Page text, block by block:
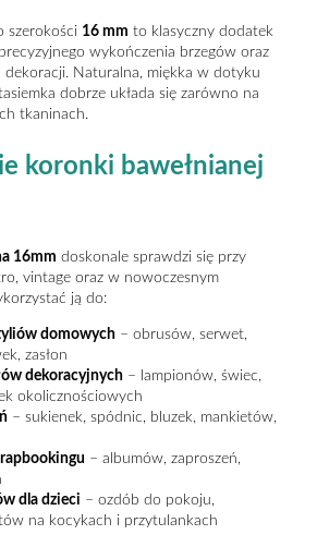
szerokości 16 mm to klasyczny dodatek
wykończenia brzegów oraz
Naturalna, miękka w dotyku
dobrze układa się zarówno na
tkaninach.
koronki bawełnianej
16mm doskonale sprawdzi się przy
vintage oraz w nowoczesnym
ją do:
domowych – obrusów, serwet,
zasłon
dekoracyjnych – lampionów, świec,
okolicznościowych
– sukienek, spódnic, bluzek, mankietów,
– albumów, zaproszeń,
dla dzieci – ozdób do pokoju,
na kocykach i przytulankach